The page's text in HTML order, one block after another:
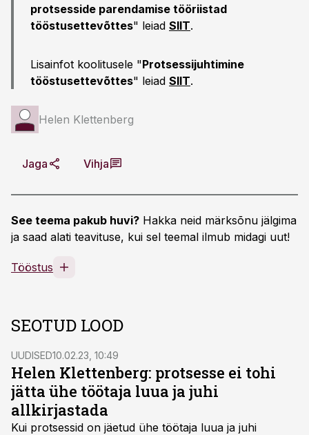
protsesside parendamise tööriistad
tööstusettevõttes" leiad SIIT.
Lisainfot koolitusele "Protsessijuhtimine
tööstusettevõttes" leiad SIIT.
Helen Klettenberg
Jaga Vihja
See teema pakub huvi? Hakka neid märksõnu jälgima
ja saad alati teavituse, kui sel teemal ilmub midagi uut!
Tööstus
SEOTUD LOOD
UUDISED10.02.23, 10:49
Helen Klettenberg: protsesse ei tohi
jätta ühe töötaja luua ja juhi
allkirjastada
Kui protsessid on jäetud ühe töötaja luua ja juhi